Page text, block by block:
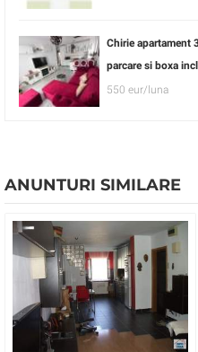
Chirie apartament
parcare si boxa
550 eur/luna
ANUNTURI SIMILARE